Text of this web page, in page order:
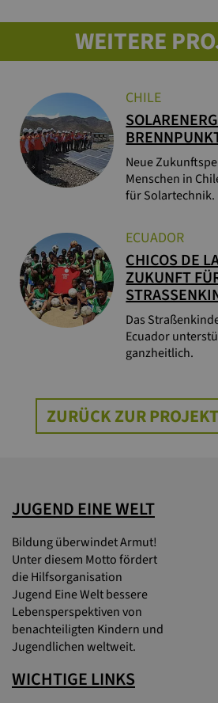
WEITERE
CHILE
Neue
Menschen in
für Solartechnik.
ECUADOR
CHICOS DE
ZUKUNFT
Das
Ecuador
ganzheitlich.
ZURÜCK ZUR
JUGEND EINE WELT
Bildung überwindet Armut!
Unter diesem Motto fördert
die Hilfsorganisation
Jugend Eine Welt bessere
Lebensperspektiven von
benachteiligten Kindern und
Jugendlichen weltweit.
WICHTIGE LINKS